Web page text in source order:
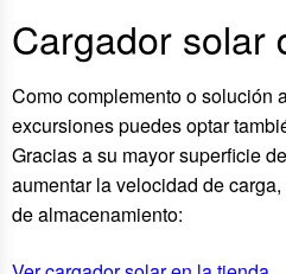
Cargador solar
Como complemento o solución
excursiones puedes optar
Gracias a su mayor superficie
aumentar la velocidad de
de almacenamiento: